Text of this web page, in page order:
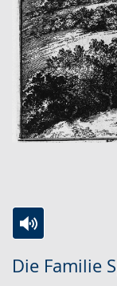
Die Familie
Leichten
Audio-
Video